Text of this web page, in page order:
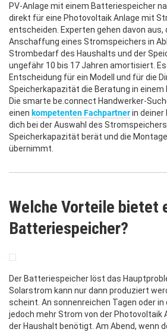
PV-Anlage mit einem Batteriespeicher
direkt für eine Photovoltaik Anlage mit
entscheiden. Experten gehen davon aus,
Anschaffung eines Stromspeichers in
Strombedarf des Haushalts und der
ungefähr 10 bis 17 Jahren amortisiert.
Entscheidung für ein Modell und für die
Speicherkapazität die Beratung in einem
Die smarte be.connect Handwerker-
einen kompetenten Fachpartnerin deiner
dich bei der Auswahl des
Speicherkapazität berät und die
übernimmt.
Welche Vorteile bietet
Batteriespeicher?
Der Batteriespeicher löst das
Solarstrom kann nur dann produziert
scheint. An sonnenreichen Tagen oder
jedoch mehr Strom von der Photovoltaik
der Haushalt benötigt. Am Abend, wenn